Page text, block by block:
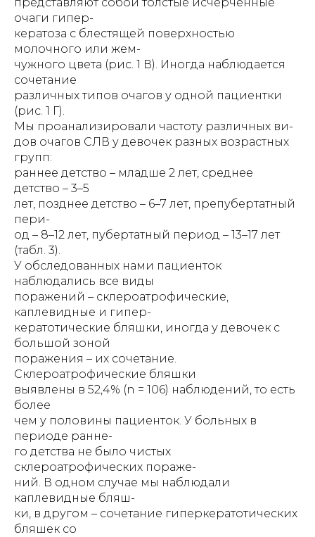
очаги гипер-
кератоза с блестящей поверхностью
молочного или жем-
чужного цвета (рис. 1 В). Иногда наблюдается
сочетание
различных типов очагов у одной пациентки
(рис. 1 Г).
Мы проанализировали частоту различных ви-
дов очагов СЛВ у девочек разных возрастных
групп:
раннее детство – младше 2 лет, среднее
детство – 3–5
лет, позднее детство – 6–7 лет, препубертатный
пери-
од – 8–12 лет, пубертатный период – 13–17 лет
(табл. 3).
У обследованных нами пациенток
наблюдались все виды
поражений – склероатрофические,
каплевидные и гипер-
кератотические бляшки, иногда у девочек с
большой зоной
поражения – их сочетание.
Склероатрофические бляшки
выявлены в 52,4% (n = 106) наблюдений, то есть
более
чем у половины пациенток. У больных в
периоде ранне-
го детства не было чистых
склероатрофических пораже-
ний. В одном случае мы наблюдали
каплевидные бляш-
ки, в другом – сочетание гиперкератотических
бляшек со